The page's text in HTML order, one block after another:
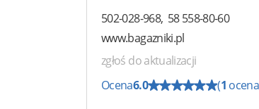
502-028-968 58 558-80-60
www.bagazniki.pl
zgłoś do aktualizacji
Ocena6.0 (1